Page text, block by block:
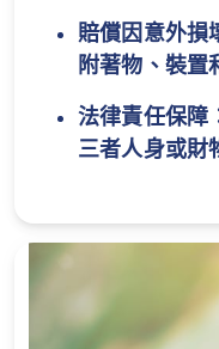
賠償因意外損
附著物、裝置
法律責任保障
三者人身或財